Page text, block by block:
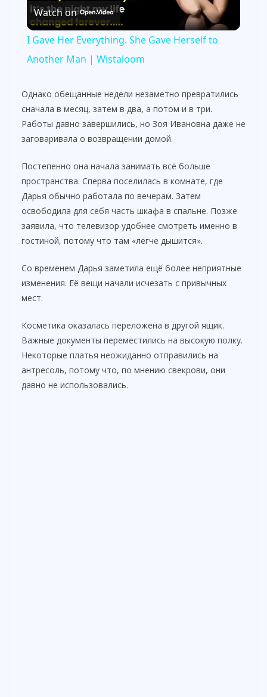
a
y
V
i
d
e
o
Watch on
I Gave Her Everything. She Gave Herself to
Another Man | Wistaloom
Однако обещанные недели незаметно превратились
сначала в месяц, затем в два, а потом и в три.
Работы давно завершились, но Зоя Ивановна даже не
заговаривала о возвращении домой.
Постепенно она начала занимать всё больше
пространства. Сперва поселилась в комнате, где
Дарья обычно работала по вечерам. Затем
освободила для себя часть шкафа в спальне. Позже
заявила, что телевизор удобнее смотреть именно в
гостиной, потому что там «легче дышится».
Со временем Дарья заметила ещё более неприятные
изменения. Её вещи начали исчезать с привычных
мест.
Косметика оказалась переложена в другой ящик.
Важные документы переместились на высокую полку.
Некоторые платья неожиданно отправились на
антресоль, потому что, по мнению свекрови, они
давно не использовались.